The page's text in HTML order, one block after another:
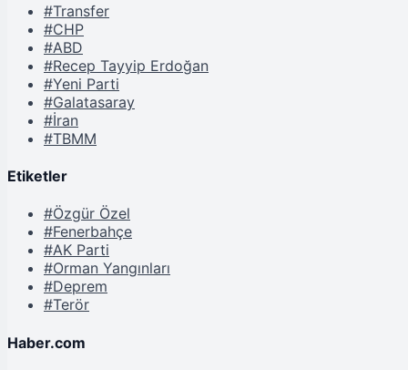
#Transfer
#CHP
#ABD
#Recep Tayyip Erdoğan
#Yeni Parti
#Galatasaray
#İran
#TBMM
Etiketler
#Özgür Özel
#Fenerbahçe
#AK Parti
#Orman Yangınları
#Deprem
#Terör
Haber.com